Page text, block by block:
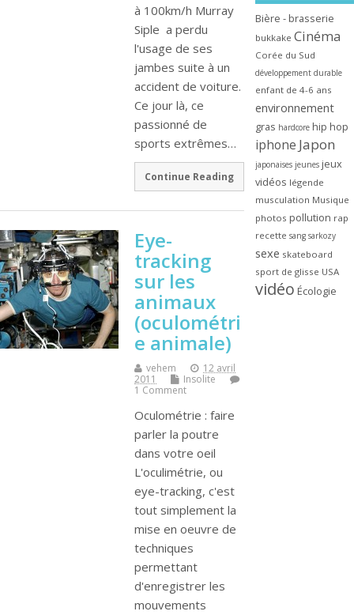
à 100km/h Murray
Siple a perdu
l'usage de ses
jambes suite à un
accident de voiture.
Ce jour là, ce
passionné de
sports extrêmes…
Continue Reading
Eye-
tracking
sur les
animaux
(oculométri
e animale)
vehem
12 avril
2011
Insolite
1 Comment
Oculométrie : faire
parler la poutre
dans votre oeil
L'oculimétrie, ou
eye-tracking, c'est
tout simplement la
mise en oeuvre de
techniques
permettant
d'enregistrer les
mouvements
Bière - brasserie
bukkake Cinéma
Corée du Sud
développement durable
enfant de 4-6 ans
environnement
gras hardcore hip hop
iphone Japon
japonaises jeunes jeux
vidéos légende
musculation Musique
photos pollution rap
recette sang sarkozy
sexe skateboard
sport de glisse USA
vidéo Écologie